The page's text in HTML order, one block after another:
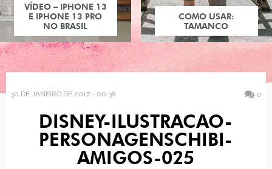
VÍDEO – IPHONE 13
E IPHONE 13 PRO
NO BRASIL
COMO USAR:
TAMANCO
30 DE JANEIRO DE 2017 - 00:38 0
DISNEY-ILUSTRACAO-
PERSONAGENSCHIBI-
AMIGOS-025